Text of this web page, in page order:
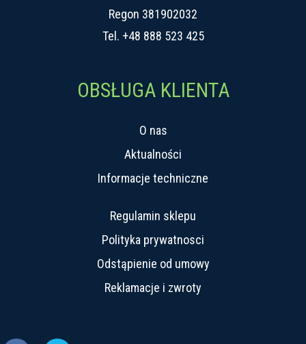
Regon 381902032
Tel. +48 888 523 425
OBSŁUGA KLIENTA
O nas
Aktualności
Informacje techniczne
Regulamin sklepu
Polityka prywatnosci
Odstąpienie od umowy
Reklamacje i zwroty